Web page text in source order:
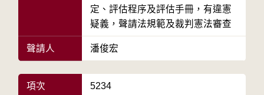
定、評估程序及評估手冊，有違憲
疑義，聲請法規範及裁判憲法審查
聲請人 潘俊宏
項次 5234